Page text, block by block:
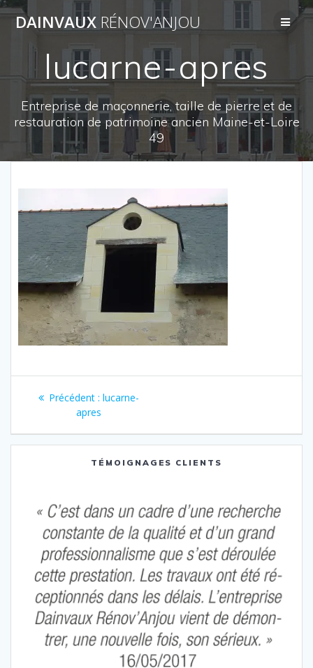
Passer
au
DAINVAUX RÉNOV'ANJOU
lucarne-apres
Entreprise de maçonnerie, taille de pierre et de
restauration de patrimoine ancien Maine-et-Loire
49
Navigation
l’article
Précédent : Article
lucarne-
apres
TÉMOIGNAGES CLIENTS